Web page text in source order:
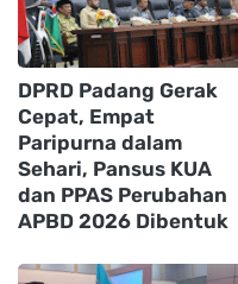
DPRD Padang Gerak
Cepat, Empat
Paripurna dalam
Sehari, Pansus KUA
dan PPAS Perubahan
APBD 2026 Dibentuk